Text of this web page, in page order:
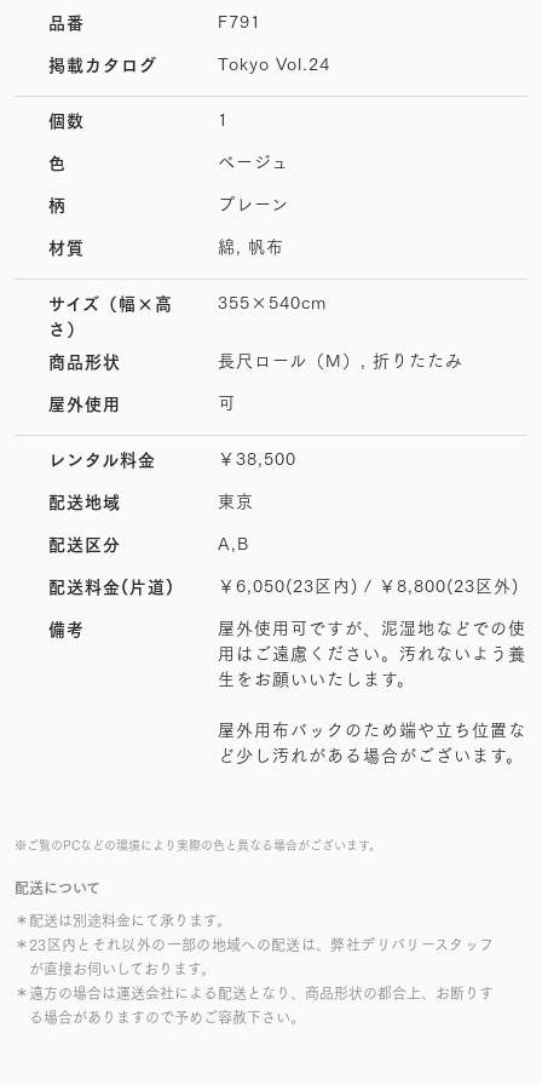
※ご覧のPCなどの環境により実際の色と異なる場合がございます。
配送について
＊配送は別途料金にて承ります。
＊23区内とそれ以外の一部の地域への配送は、弊社デリバリースタッフ
が直接お伺いしております。
＊遠方の場合は運送会社による配送となり、商品形状の都合上、お断りす
る場合がありますので予めご容赦下さい。
品番 F791
掲載カタログ Tokyo Vol.24
個数 1
色 ベージュ
柄 プレーン
材質 綿, 帆布
サイズ （幅×高
さ）
355×540cm
商品形状 長尺ロール（M）, 折りたたみ
屋外使用 可
レンタル料金 ￥38,500
配送地域 東京
配送区分 A,B
配送料金(片道) ￥6,050(23区内) / ￥8,800(23区外)
備考
屋外使用可ですが、泥湿地などでの使
用はご遠慮ください。汚れないよう養
生をお願いいたします。
屋外用布バックのため端や立ち位置な
ど少し汚れがある場合がございます。